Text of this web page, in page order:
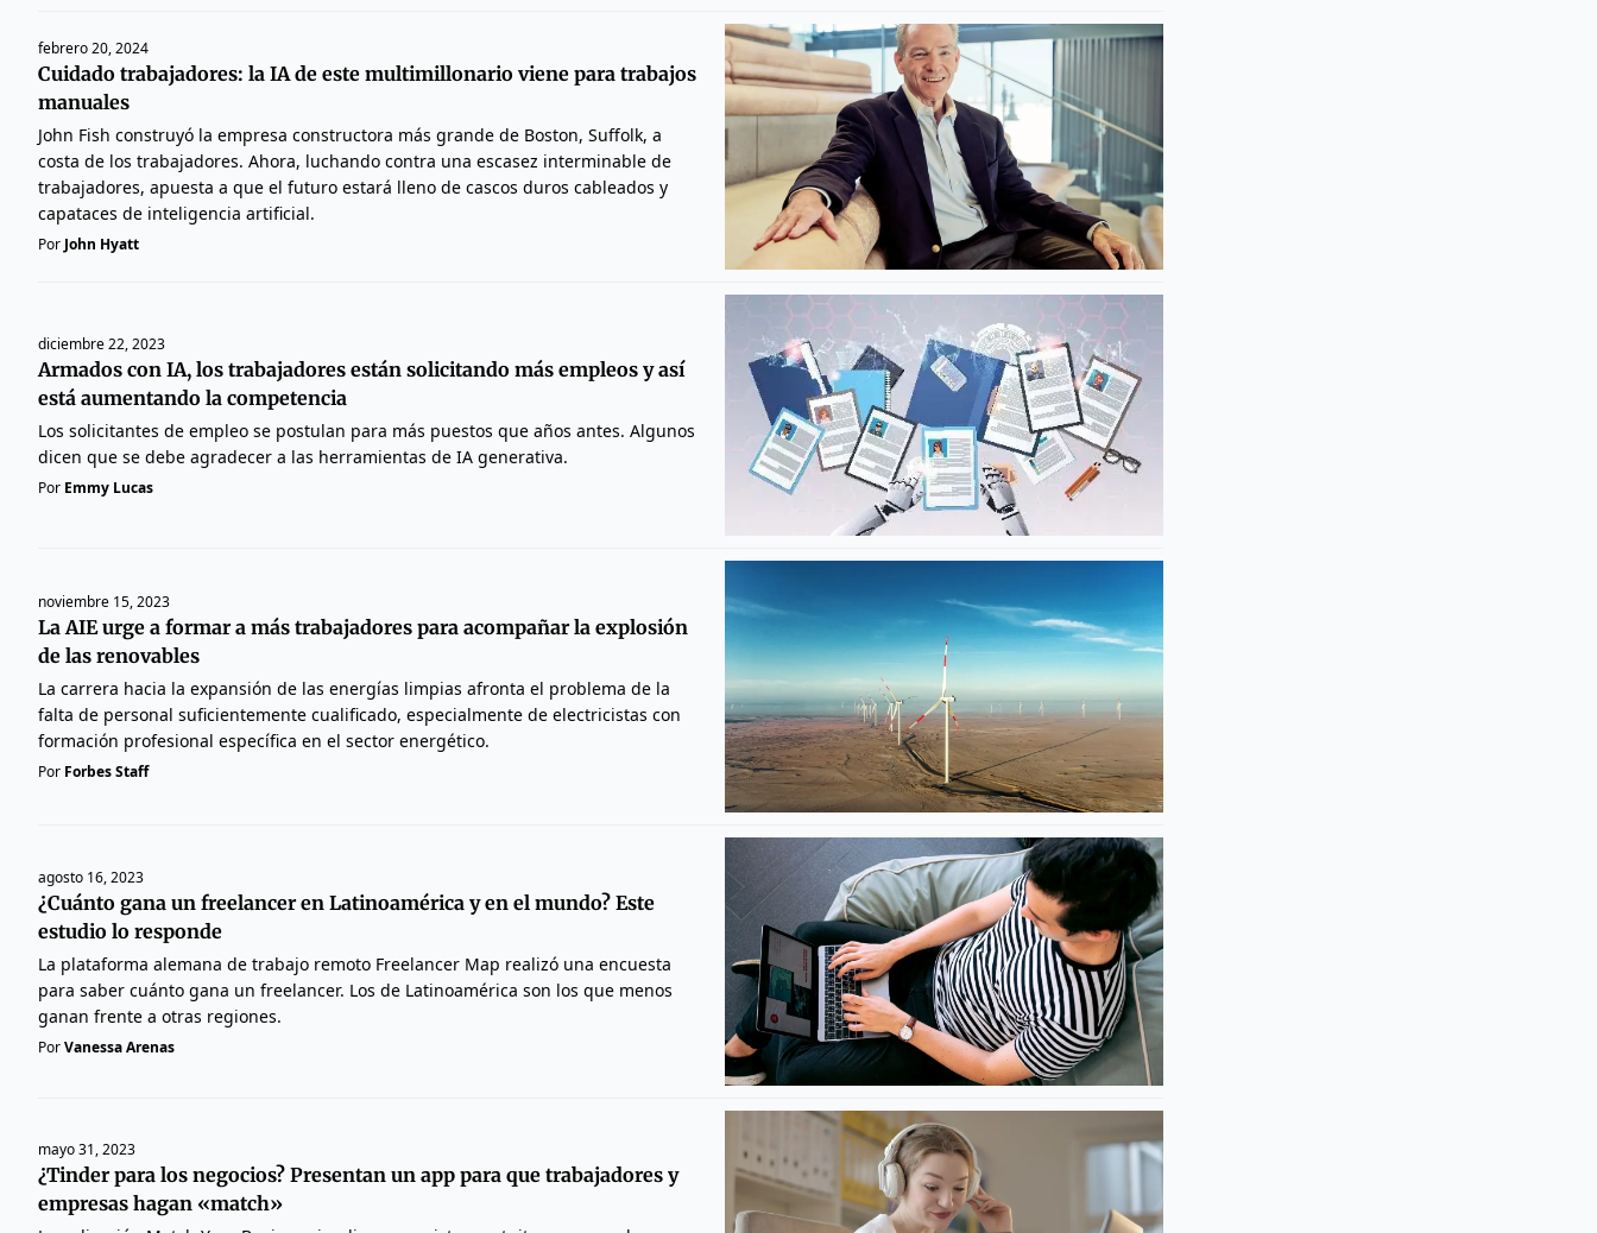
febrero 20, 2024
Cuidado trabajadores: la IA de este multimillonario viene para trabajos
manuales
John Fish construyó la empresa constructora más grande de Boston, Suffolk, a
costa de los trabajadores. Ahora, luchando contra una escasez interminable de
trabajadores, apuesta a que el futuro estará lleno de cascos duros cableados y
capataces de inteligencia artificial.
PorJohn Hyatt
diciembre 22, 2023
Armados con IA, los trabajadores están solicitando más empleos y así
está aumentando la competencia
Los solicitantes de empleo se postulan para más puestos que años antes. Algunos
dicen que se debe agradecer a las herramientas de IA generativa.
Por Emmy Lucas
noviembre 15, 2023
La AIE urge a formar a más trabajadores para acompañar la explosión
de las renovables
La carrera hacia la expansión de las energías limpias afronta el problema de la
falta de personal suficientemente cualificado, especialmente de electricistas con
formación profesional específica en el sector energético.
Por Forbes Staff
agosto 16, 2023
¿Cuánto gana un freelancer en Latinoamérica y en el mundo? Este
estudio lo responde
La plataforma alemana de trabajo remoto Freelancer Map realizó una encuesta
para saber cuánto gana un freelancer. Los de Latinoamérica son los que menos
ganan frente a otras regiones.
PorVanessa Arenas
mayo 31, 2023
¿Tinder para los negocios? Presentan un app para que trabajadores y
empresas hagan «match»